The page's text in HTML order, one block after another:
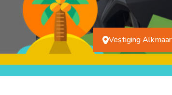
Vestiging Alkmaar